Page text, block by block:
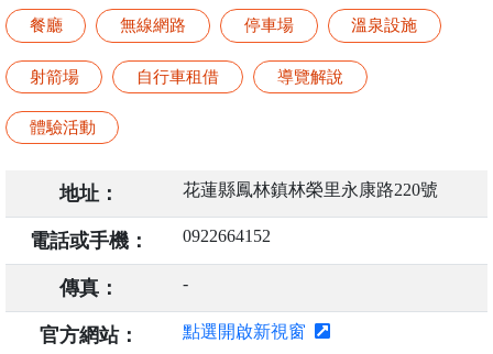
餐廳 無線網路 停車場 溫泉設施
射箭場 自行車租借 導覽解說
體驗活動
地址： 花蓮縣鳳林鎮林榮里永康路220號
電話或手機： 0922664152
傳真： -
官方網站： 點選開啟新視窗